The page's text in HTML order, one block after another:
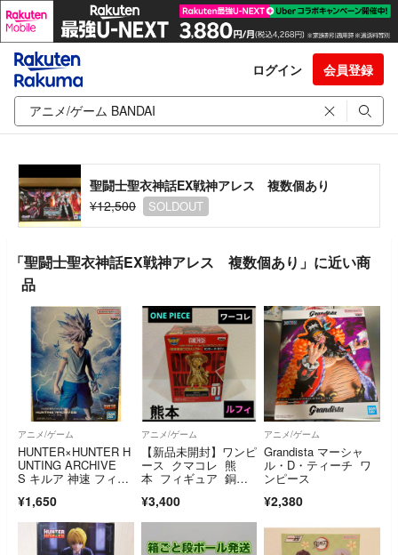
ログイン 会員登録
聖闘士聖衣神話EX戦神アレス 複数個あり
¥12,500
SOLDOUT
「聖闘士聖衣神話EX戦神アレス 複数個あり」に近い商
品
アニメ/ゲーム
HUNTER×HUNTER H
UNTING ARCHIVE
S キルア 神速 フィギ
¥1,650
アニメ/ゲーム
【新品未開封】ワンピ
ース クマコレ 熊
本 フィギュア 銅
¥3,400
アニメ/ゲーム
Grandista マーシャ
ル・D・ティーチ ワ
ンピース
¥2,380